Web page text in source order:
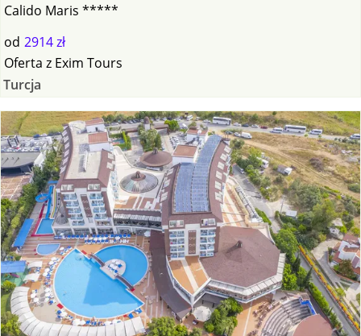
Calido Maris *****
od 2914 zł
Oferta z Exim Tours
Turcja